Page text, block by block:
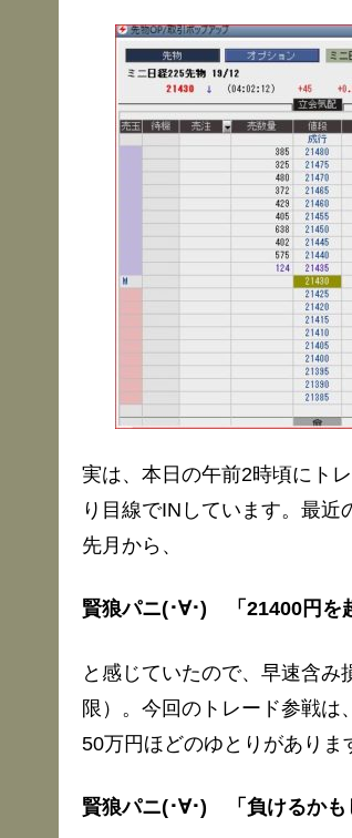
実は、本日の午前2時頃にト
り目線でINしています。最近
先月から、
賢狼パニ(･∀･) 「21400円を
と感じていたので、早速含み
限）。今回のトレード参戦は
50万円ほどのゆとりがありま
賢狼パニ(･∀･) 「負けるかも